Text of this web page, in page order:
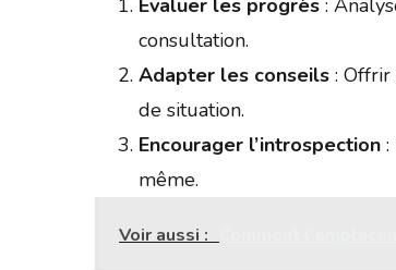
consultation.
Adapter les conseils : Offrir
de situation.
Encourager l’introspection
même.
Voir aussi :